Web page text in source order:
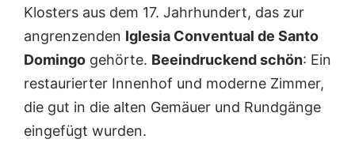
Klosters aus dem 17. Jahrhundert, das zur
angrenzenden Iglesia Conventual de Santo
Domingo gehörte. Beeindruckend schön: Ein
restaurierter Innenhof und moderne Zimmer,
die gut in die alten Gemäuer und Rundgänge
eingefügt wurden.